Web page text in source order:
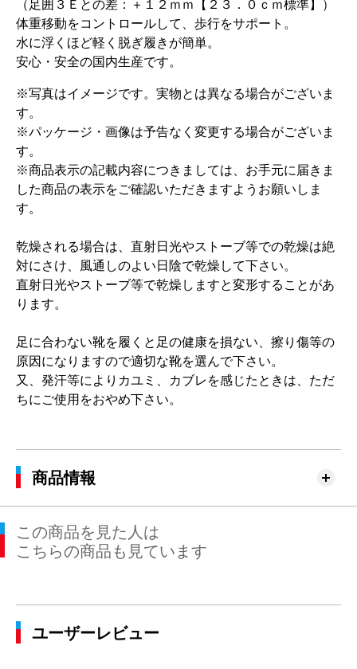
（足囲３Ｅとの差：＋１２ｍｍ【２３．０ｃｍ標準】）
体重移動をコントロールして、歩行をサポート。
水に浮くほど軽く脱ぎ履きが簡単。
安心・安全の国内生産です。
※写真はイメージです。実物とは異なる場合がございま
す。
※パッケージ・画像は予告なく変更する場合がございま
す。
※商品表示の記載内容につきましては、お手元に届きま
した商品の表示をご確認いただきますようお願いしま
す。
乾燥される場合は、直射日光やストーブ等での乾燥は絶
対にさけ、風通しのよい日陰で乾燥して下さい。
直射日光やストーブ等で乾燥しますと変形することがあ
ります。
足に合わない靴を履くと足の健康を損ない、擦り傷等の
原因になりますので適切な靴を選んで下さい。
又、発汗等によりカユミ、カブレを感じたときは、ただ
ちにご使用をおやめ下さい。
商品情報
この商品を見た人は
こちらの商品も見ています
ユーザーレビュー